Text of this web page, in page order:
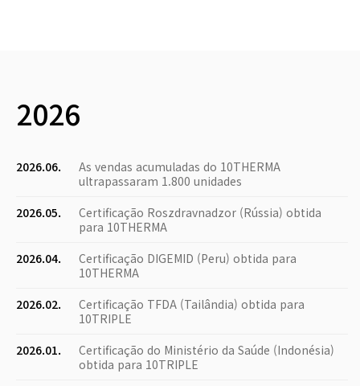
2026
2026.06.
As vendas acumuladas do 10THERMA
ultrapassaram 1.800 unidades
2026.05.
Certificação Roszdravnadzor (Rússia) obtida
para 10THERMA
2026.04.
Certificação DIGEMID (Peru) obtida para
10THERMA
2026.02.
Certificação TFDA (Tailândia) obtida para
10TRIPLE
2026.01.
Certificação do Ministério da Saúde (Indonésia)
obtida para 10TRIPLE